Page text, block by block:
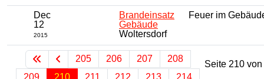
Dec
12
2015
Brandeinsatz
Gebäude
Woltersdorf
Feuer im
Seite 210
205 206 207
208
209
210 211 212 213 214